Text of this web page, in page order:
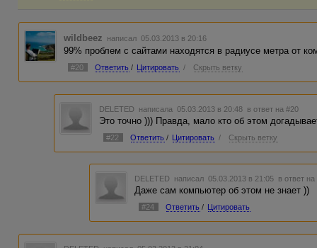
wildbeez написал 05.03.2013 в 20:16
99% проблем с сайтами находятся в радиусе метра от
#20 Ответить / Цитировать / Скрыть ветку
DELETED написала 05.03.2013 в 20:48 в ответ на #20
Это точно ))) Правда, мало кто об этом
#22 Ответить / Цитировать / Скрыть ветку
DELETED написал 05.03.2013 в 21:05 в ответ
Даже сам компьютер об этом не знает ))
#24 Ответить / Цитировать